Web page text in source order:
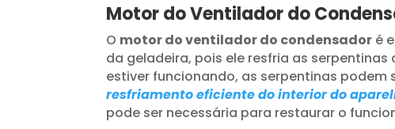
Motor do Ventilador do
O motor do ventilador do condensador é
da geladeira, pois ele resfria as serpentinas
estiver funcionando, as serpentinas podem
resfriamento eficiente do interior do
pode ser necessária para restaurar o